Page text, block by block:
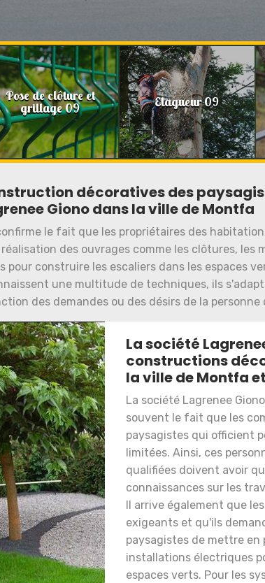
Pose de clôture et
grillage 09 Elagueur 09
décoratives des
Giono dans la ville de Montfa
le fait que les propriétaires des
des ouvrages comme les clôtures, les
pour construire les escaliers dans les espaces
une multitude de techniques, ils
des demandes ou des désirs de la personne
La société
constructions
la ville de Montfa
La société Lagrenee
souvent le fait que les
paysagistes qui officient
limitées. Ainsi, ces
qualifiées doivent avoir
connaissances sur les
Il arrive également que
exigeants et qu'ils
paysagistes de mettre en
installations électriques
espaces verts. Pour les